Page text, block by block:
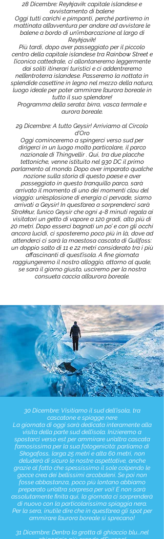
28 Dicembre: Reykjavik: capitale islandese e
avvistamento di balene
Oggi tutti carichi e pimpanti, perché partiremo in
mattinata all’avventura per andare ad avvistare le
balene a bordo di un’imbarcazione al largo di
Reykjavík!
Più tardi, dopo aver passeggiato per il piccolo
centro della capitale islandese tra Rainbow Street e
l’iconica cattedrale, ci allontaneremo leggermente
dai soliti itinerari turistici e ci addentreremo
nell’entroterra islandese. Passeremo la nottata in
splendide casettine in legno nel mezzo della natura,
luogo ideale per poter ammirare l’aurora boreale in
tutto il suo splendore!
Programma della serata: birra, vasca termale e
aurora boreale.
29 Dicembre: A tutto Geysir! Arriviamo al Circolo
d'Oro
Oggi cominceremo a spingerci verso sud per
dirigerci in un luogo molto particolare, il parco
nazionale di Thingvellir . Qui, tra due placche
tettoniche, venne istituito nel 930 DC il primo
parlamento al mondo. Dopo aver imparato qualche
nozione sulla storia di questo paese e aver
passeggiato in questo tranquillo parco, sarà
arrivato il momento di uno dei momenti clou del
viaggio: un’esplosione di energia ci pervade, siamo
arrivati a Geysir! In quest’area a sorprenderci sarà
Strokkur, l’unico Geysir che ogni 4-8 minuti regala ai
visitatori un getto di vapore a 120 gradi, alto più di
20 metri. Dopo esserci bagnati un po’ e con gli occhi
ancora lucidi, ci sposteremo poco più in là, dove ad
attenderci ci sarà la maestosa cascata di Gullfoss:
un doppio salto di 11 e 22 metri considerato tra i più
affascinanti di quest’isola. A fine giornata
raggiungeremo il nostro alloggio, attorno al quale,
se sarà il giorno giusto, usciremo per la nostra
consueta caccia all’aurora boreale.
30 Dicembre: Visitiamo il sud dell'isola, tra
cascatone e spiagge nere
La giornata di oggi sarà dedicata interamente alla
visita della parte sud dell’isola. Inizieremo a
spostarci verso est per ammirare un’altra cascata
famosissima per la sua fotogenicità: parliamo di
Skogafoss, larga 25 metri e alta 60 metri, non
deluderà di sicuro le nostre aspettative, anche
grazie al fatto che spessissimo il sole colpendo le
gocce crea dei bellissimi arcobaleni. Se poi non
fosse abbastanza, poco più lontano abbiamo
preparato un’altra sorpresa per voi! E non sarà
assolutamente finita qui, la giornata ci sorprenderà
di nuovo con la particolarissima spiaggia nera.
Per la sera, inutile dire che in quest’area gli spot per
ammirare l’aurora boreale si sprecano!
31 Dicembre: Dentro la grotta di ghiaccio blu...nel